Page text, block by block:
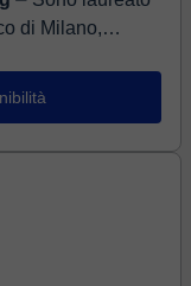
di Milano,